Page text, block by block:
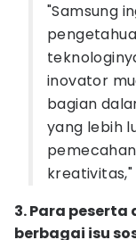
"Samsung
inovator
bagian
yang lebih
3. Para
berbagai isu